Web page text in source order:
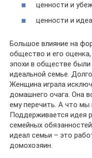
ценности и
ценности и
Большое влияние на
общество и его
эпохи в обществе
идеальной семье.
Женщина играла
домашнего очага. Она
ему перечить. А что
Поддерживается идея
семейных
идеал семьи – это
домохозяин.